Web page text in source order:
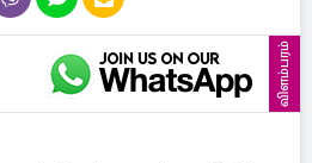
விளம்பரம்